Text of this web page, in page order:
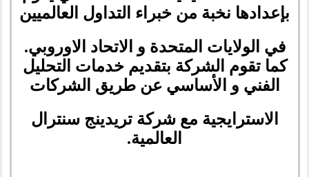
بإعدادها نخبة من خبراء التداول العالميين
في الولايات المتحدة و الاتحاد الاوروبي.
كما تقوم الشركة بتقديم خدمات التحليل
الفني و الأساسي عن طريق الشركات
الاسترايجية مع شركة تريدينج سنترال
العالمية.